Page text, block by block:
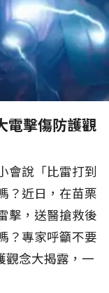
電擊傷防護觀
會說「比雷打到
？近日，在苗栗
擊，送醫搶救後
？專家呼籲不要
觀念大揭露，一